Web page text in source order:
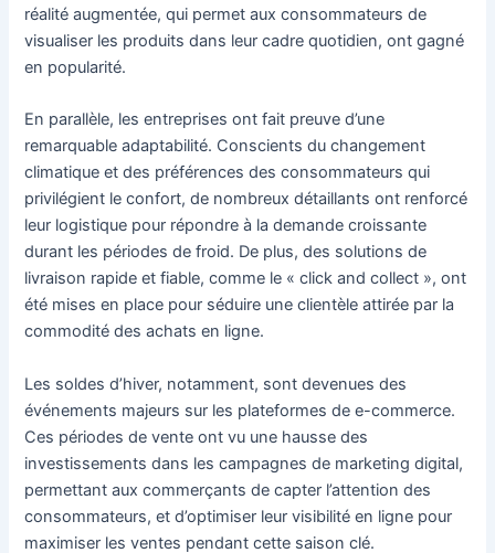
réalité augmentée, qui permet aux consommateurs de
visualiser les produits dans leur cadre quotidien, ont gagné
en popularité.
En parallèle, les entreprises ont fait preuve d’une
remarquable adaptabilité. Conscients du changement
climatique et des préférences des consommateurs qui
privilégient le confort, de nombreux détaillants ont renforcé
leur logistique pour répondre à la demande croissante
durant les périodes de froid. De plus, des solutions de
livraison rapide et fiable, comme le « click and collect », ont
été mises en place pour séduire une clientèle attirée par la
commodité des achats en ligne.
Les soldes d’hiver, notamment, sont devenues des
événements majeurs sur les plateformes de e-commerce.
Ces périodes de vente ont vu une hausse des
investissements dans les campagnes de marketing digital,
permettant aux commerçants de capter l’attention des
consommateurs, et d’optimiser leur visibilité en ligne pour
maximiser les ventes pendant cette saison clé.